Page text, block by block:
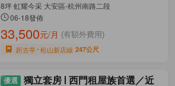
8坪 虹耀今采 大安區-杭州南路二段
06-18發佈
33,500元/月 (有額外費用)
距古亭 松山新店線 247公尺
獨立套房
西門租屋族首選／近